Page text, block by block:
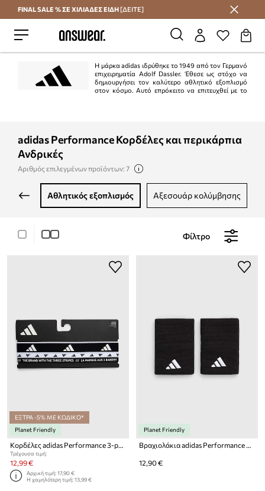
Εξοικονομήστε με το Answear Club
FINAL SALE % ΣΕ ΧΙΛΙΑΔΕΣ ΕΙΔΗ [ΔΕΙΤΕ]
Η μάρκα adidas ιδρύθηκε το 1949 από τον Γερμανό
επιχειρηματία Adolf Dassler. Έθεσε ως στόχο να
δημιουργήσει τον καλύτερο αθλητικό εξοπλισμό
στον κόσμο. Αυτό επρόκειτο να επιτευχθεί με το
adidas Performance Κορδέλες και περικάρπια
Ανδρικές
Αριθμός επιλεγμένων προϊόντων: 7
αθλητικός εξοπλισμός αξεσουάρ κολύμβησης
Φίλτρο
ΕΞΤΡΑ -5% ΜΕ ΚΩΔΙΚΟ*
Planet Friendly
Τρέχουσα τιμή:
12,99 €
Αρχική τιμή:17,90 €
Η χαμηλότερη τιμή:13,99 €
Planet Friendly
12,90 €